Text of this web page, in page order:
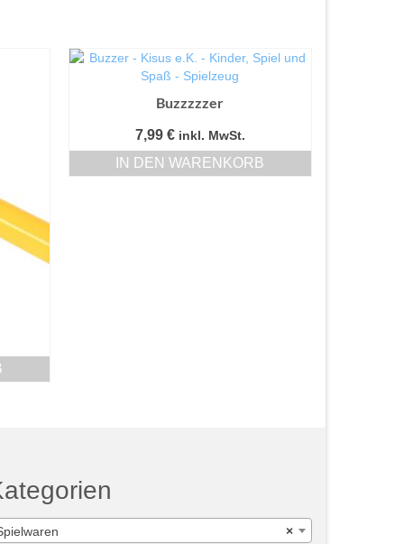
Buzzzzzer
7,99 € inkl. MwSt.
IN DEN WARENKORB
×